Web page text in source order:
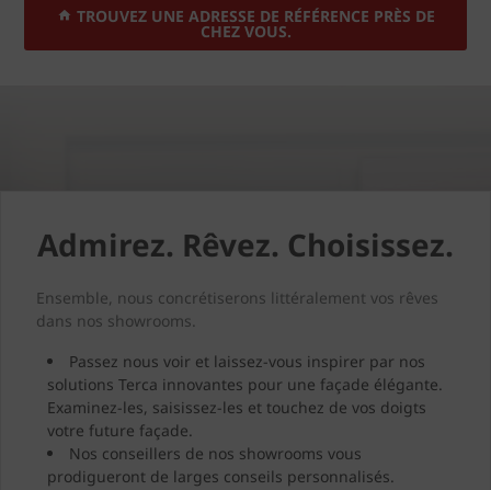
TROUVEZ UNE ADRESSE DE RÉFÉRENCE PRÈS DE
CHEZ VOUS.
Admirez. Rêvez. Choisissez.
Ensemble, nous concrétiserons littéralement vos rêves
dans nos showrooms.
Passez nous voir et laissez-vous inspirer par nos
solutions Terca innovantes pour une façade élégante.
Examinez-les, saisissez-les et touchez de vos doigts
votre future façade.
Nos conseillers de nos showrooms vous
prodigueront de larges conseils personnalisés.